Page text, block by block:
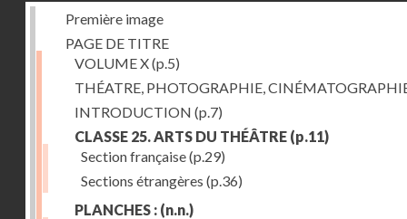
Première image
PAGE DE TITRE
VOLUME X(p.5)
THÉATRE, PHOTOGRAPHIE,
INTRODUCTION (p.7)
CLASSE 25. ARTS DU THÉÂTRE (p.11)
Section française(p.29)
Sections étrangères (p.36)
PLANCHES : (n.n.)